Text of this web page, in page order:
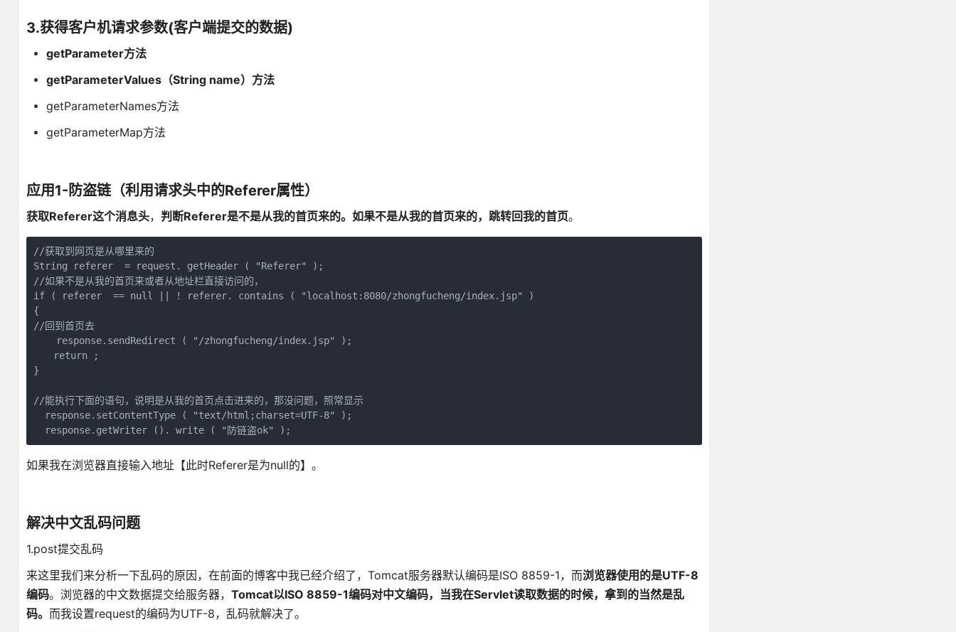
3.获得客户机请求参数(客户端提交的数据)
getParameter方法
getParameterValues（String name）方法
getParameterNames方法
getParameterMap方法
应用1-防盗链（利用请求头中的Referer属性）
获取Referer这个消息头， 判断Referer是不是从我的首页来的。如果不是从我的首页来的，跳转回我的首页。
//获取到网页是从哪里来的
String referer  = request. getHeader ( "Referer" );
//如果不是从我的首页来或者从地址栏直接访问的，
if ( referer  == null || ! referer. contains ( "localhost:8080/zhongfucheng/index.jsp" )
{
//回到首页去
    response.sendRedirect ( "/zhongfucheng/index.jsp" );
return ;
}
//能执行下面的语句，说明是从我的首页点击进来的，那没问题，照常显示
  response.setContentType ( "text/html;charset=UTF-8" );
  response.getWriter (). write ( "防链盗ok" );
如果我在浏览器直接输入地址【此时Referer是为null的】。
解决中文乱码问题
1.post提交乱码
来这里我们来分析一下乱码的原因，在前面的博客中我已经介绍了，Tomcat服务器默认编码是ISO 8859-1，而浏览器使用的是UTF-8
编码。浏览器的中文数据提交给服务器， Tomcat以ISO 8859-1编码对中文编码，当我在Servlet读取数据的时候，拿到的当然是乱
码。 而我设置request的编码为UTF-8，乱码就解决了。